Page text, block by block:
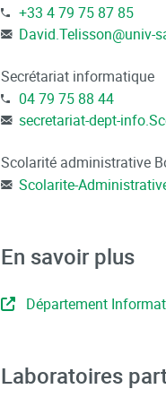
+33 4 79 75 87 85
David.Telisson@univ-
Secrétariat informatique
04 79 75 88 44
secretariat-dept-
Scolarité administrative
Scolarite-
En savoir plus
Département
Laboratoires